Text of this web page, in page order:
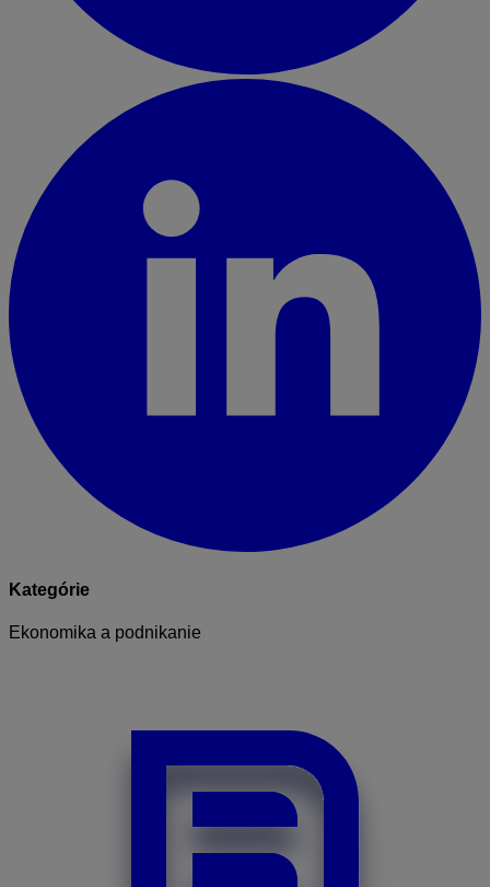
Kategórie
Ekonomika a podnikanie